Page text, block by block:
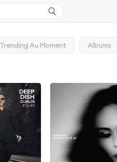
Trending Au Moment Albums